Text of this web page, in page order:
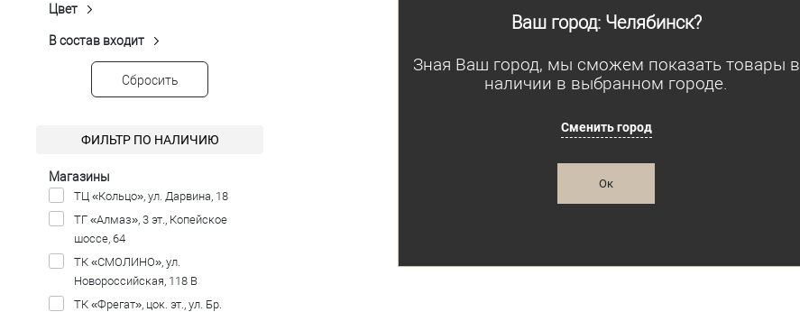
Ваш город: Челябинск?
Зная Ваш город, мы сможем показать товары в
наличии в выбранном городе.
Сменить город
Ок
ЦветСерый
Синий(1)
Темно-серый(4)
Темно-синий(1)
В состав входит
Акрил(2)
Вискоза
Нейлон(1)
Спандекс(1)
Сбросить
ФИЛЬТР ПО НАЛИЧИЮ
Магазины
ТЦ «Кольцо», ул. Дарвина, 18
ТГ «Алмаз», 3 эт., Копейское
шоссе, 64
ТК «СМОЛИНО», ул.
Новороссийская, 118 В
ТК «Фрегат», цок. эт., ул. Бр.